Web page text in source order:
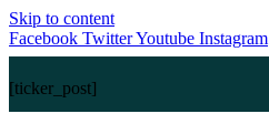
Skip to content
Facebook TwitterYoutube Instagram
[ticker_post]